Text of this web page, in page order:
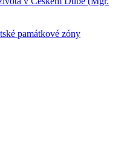
památkové zóny